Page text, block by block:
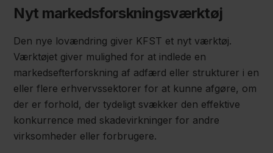
Nyt markedsforskningsværktøj
Den nye lovændring giver KFST et nyt værktøj.
Værktøjet giver mulighed for at indlede en
markedsefterforskning af adfærd eller strukturer i en
eller flere erhvervssektorer for at kunne afgøre, om
der er forhold, der tydeligt svækker den effektive
konkurrence med skadevirkninger for andre
virksomheder eller forbrugere.